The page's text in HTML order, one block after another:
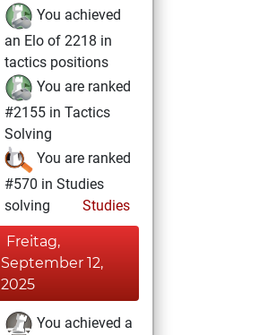
You achieved
an Elo of 2218 in
tactics positions
You are ranked
#2155 in Tactics
Solving
You are ranked
#570 in Studies
solving
Studies
Freitag,
September 12,
2025
You achieved a